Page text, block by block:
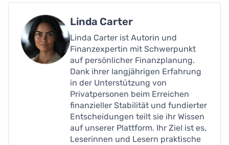
Linda Carter
Linda Carter ist Autorin und
Finanzexpertin mit Schwerpunkt
auf persönlicher Finanzplanung.
Dank ihrer langjährigen Erfahrung
in der Unterstützung von
Privatpersonen beim Erreichen
finanzieller Stabilität und fundierter
Entscheidungen teilt sie ihr Wissen
auf unserer Plattform. Ihr Ziel ist es,
Leserinnen und Lesern praktische